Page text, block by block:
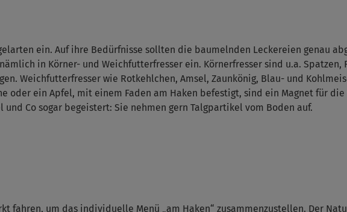
ein. Auf ihre Bedürfnisse sollten die baumelnden Leckereien genau
in Körner- und Weichfutterfresser ein. Körnerfresser sind u.a. Spatzen,
Weichfutterfresser wie Rotkehlchen, Amsel, Zaunkönig, Blau- und
oder ein Apfel, mit einem Faden am Haken befestigt, sind ein Magnet für
Co sogar begeistert: Sie nehmen gern Talgpartikel vom Boden auf.
fahren, um das individuelle Menü „am Haken“ zusammenzustellen. Der